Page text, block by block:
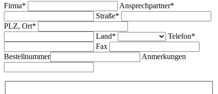
Firma*
Ansprechpartner*
Straße*
PLZ, Ort*
Land*
Telefon*
Fax
Bestellnummer
Anmerkungen